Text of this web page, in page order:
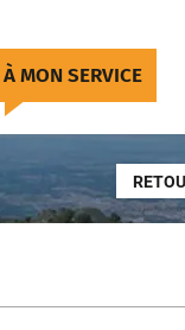
À MON SERVICE